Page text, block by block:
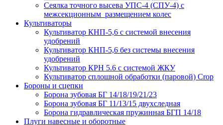
Сеялка точного высева УПС-4 (СПУ-4) с
межсекционным размещением колес
Культиваторы
Культиватор КНП-5,6 с системой внесения
удобрений
Культиватор КНП-5,6 без системы внесения
удобрений
Культиватор КРН 5.6 с системой ЖКУ
Культиватор сплошной обработки (паровой) Crop
Бороны и сцепки
Борона зубовая БГ 14/18/19/21/23
Борона зубовая БГ 11/13/15 двухследная
Борона гидравлическая пружинная БГП 14/18
Плуги навесные и оборотные